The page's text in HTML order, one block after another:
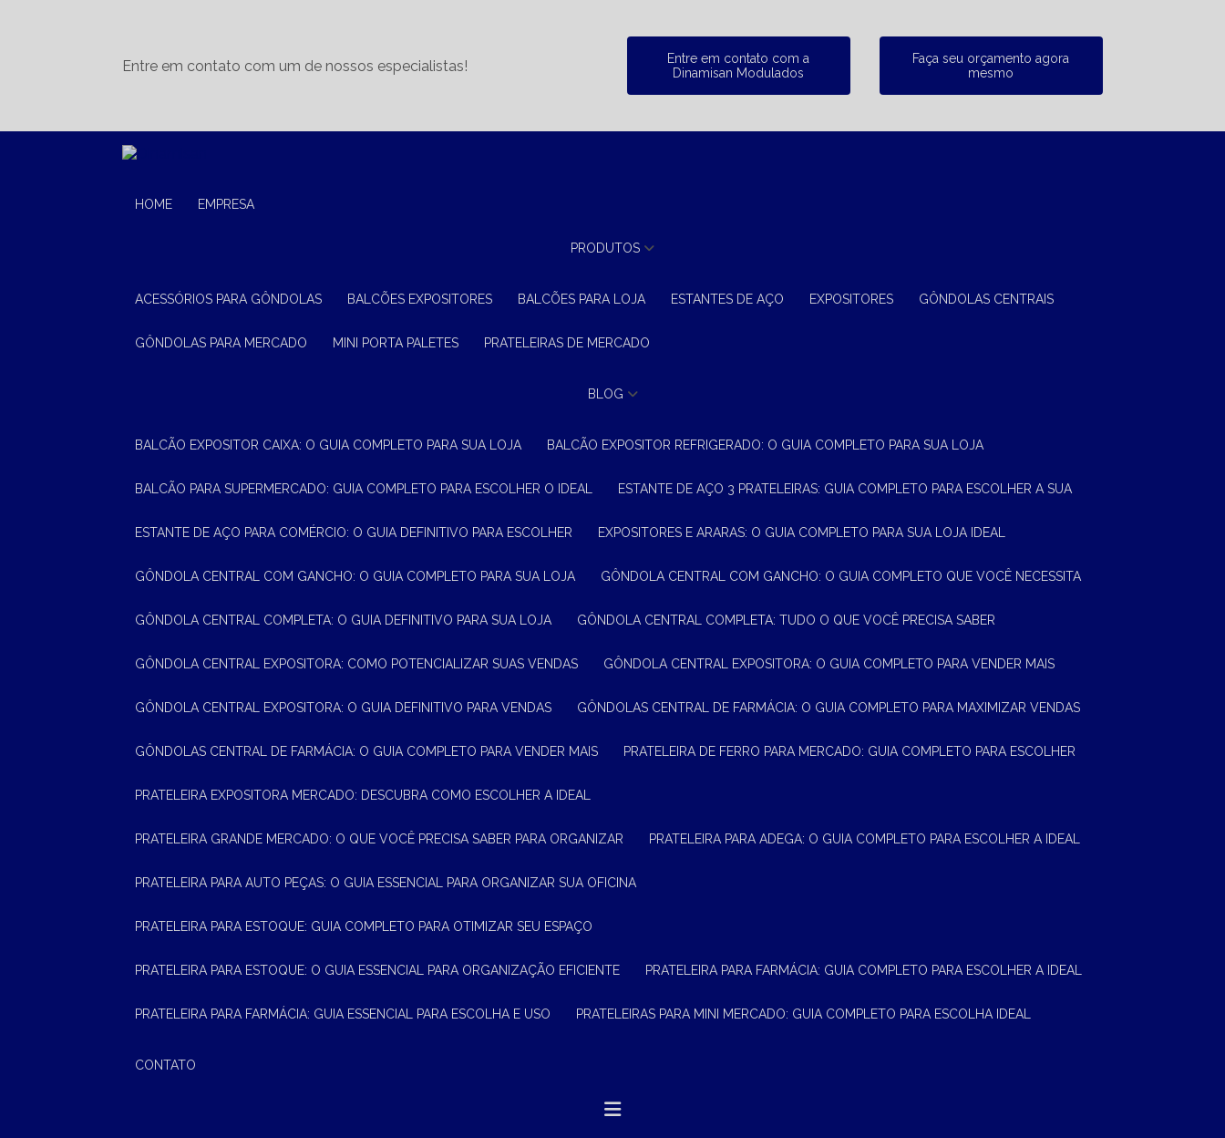
Entre em contato com um de nossos especialistas!
Entre em contato com a
Dinamisan Modulados
Faça seu orçamento agora
mesmo
HOME EMPRESA
PRODUTOS
ACESSÓRIOS PARA GÔNDOLAS BALCÕES EXPOSITORES BALCÕES PARA LOJA ESTANTES DE AÇO EXPOSITORES GÔNDOLAS CENTRAIS
GÔNDOLAS PARA MERCADO MINI PORTA PALETES PRATELEIRAS DE MERCADO
BLOG
BALCÃO EXPOSITOR CAIXA: O GUIA COMPLETO PARA SUA LOJA BALCÃO EXPOSITOR REFRIGERADO: O GUIA COMPLETO PARA SUA LOJA
BALCÃO PARA SUPERMERCADO: GUIA COMPLETO PARA ESCOLHER O IDEAL ESTANTE DE AÇO 3 PRATELEIRAS: GUIA COMPLETO PARA ESCOLHER A SUA
ESTANTE DE AÇO PARA COMÉRCIO: O GUIA DEFINITIVO PARA ESCOLHER EXPOSITORES E ARARAS: O GUIA COMPLETO PARA SUA LOJA IDEAL
GÔNDOLA CENTRAL COM GANCHO: O GUIA COMPLETO PARA SUA LOJA GÔNDOLA CENTRAL COM GANCHO: O GUIA COMPLETO QUE VOCÊ NECESSITA
GÔNDOLA CENTRAL COMPLETA: O GUIA DEFINITIVO PARA SUA LOJA GÔNDOLA CENTRAL COMPLETA: TUDO O QUE VOCÊ PRECISA SABER
GÔNDOLA CENTRAL EXPOSITORA: COMO POTENCIALIZAR SUAS VENDAS GÔNDOLA CENTRAL EXPOSITORA: O GUIA COMPLETO PARA VENDER MAIS
GÔNDOLA CENTRAL EXPOSITORA: O GUIA DEFINITIVO PARA VENDAS GÔNDOLAS CENTRAL DE FARMÁCIA: O GUIA COMPLETO PARA MAXIMIZAR VENDAS
GÔNDOLAS CENTRAL DE FARMÁCIA: O GUIA COMPLETO PARA VENDER MAIS PRATELEIRA DE FERRO PARA MERCADO: GUIA COMPLETO PARA ESCOLHER
PRATELEIRA EXPOSITORA MERCADO: DESCUBRA COMO ESCOLHER A IDEAL
PRATELEIRA GRANDE MERCADO: O QUE VOCÊ PRECISA SABER PARA ORGANIZAR PRATELEIRA PARA ADEGA: O GUIA COMPLETO PARA ESCOLHER A IDEAL
PRATELEIRA PARA AUTO PEÇAS: O GUIA ESSENCIAL PARA ORGANIZAR SUA OFICINA
PRATELEIRA PARA ESTOQUE: GUIA COMPLETO PARA OTIMIZAR SEU ESPAÇO
PRATELEIRA PARA ESTOQUE: O GUIA ESSENCIAL PARA ORGANIZAÇÃO EFICIENTE PRATELEIRA PARA FARMÁCIA: GUIA COMPLETO PARA ESCOLHER A IDEAL
PRATELEIRA PARA FARMÁCIA: GUIA ESSENCIAL PARA ESCOLHA E USO PRATELEIRAS PARA MINI MERCADO: GUIA COMPLETO PARA ESCOLHA IDEAL
CONTATO